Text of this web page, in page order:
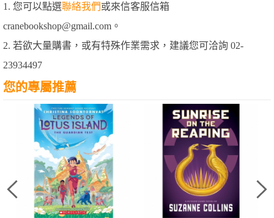
1. 您可以點選聯絡我們或來信客服信箱
cranebookshop@gmail.com。
2. 若欲大量購書，或有特殊作業需求，建議您可洽詢 02-
23934497
您的專屬推薦